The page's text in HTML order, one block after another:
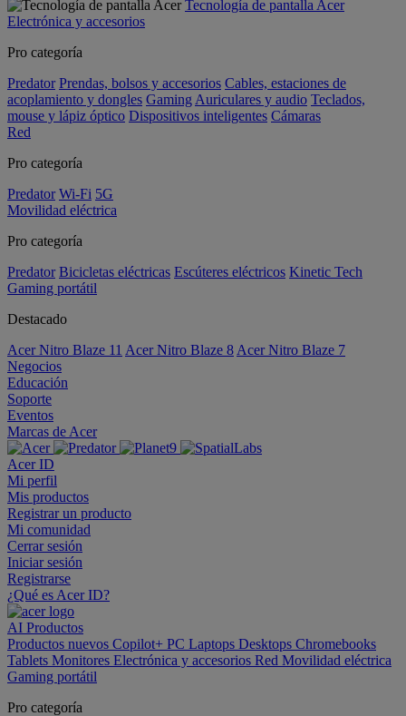
Tecnología de pantalla Acer
Electrónica y accesorios
Pro categoría
Predator Prendas, bolsos y accesorios Cables, estaciones de
acoplamiento y dongles Gaming Auriculares y audio Teclados,
mouse y lápiz óptico Dispositivos inteligentes Cámaras
Red
Pro categoría
Predator Wi-Fi 5G
Movilidad eléctrica
Pro categoría
Predator Bicicletas eléctricas Escúteres eléctricos Kinetic Tech
Gaming portátil
Destacado
Acer Nitro Blaze 11 Acer Nitro Blaze 8 Acer Nitro Blaze 7
Negocios
Educación
Soporte
Eventos
Marcas de Acer
Acer ID
Mi perfil
Mis productos
Registrar un producto
Mi comunidad
Cerrar sesión
Iniciar sesión
Registrarse
¿Qué es Acer ID?
AI Productos
Productos nuevos Copilot+ PC Laptops Desktops Chromebooks
Tablets Monitores Electrónica y accesorios Red Movilidad eléctrica
Gaming portátil
Pro categoría